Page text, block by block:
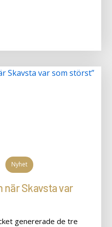
Nyhet
när Skavsta var
genererade de tre